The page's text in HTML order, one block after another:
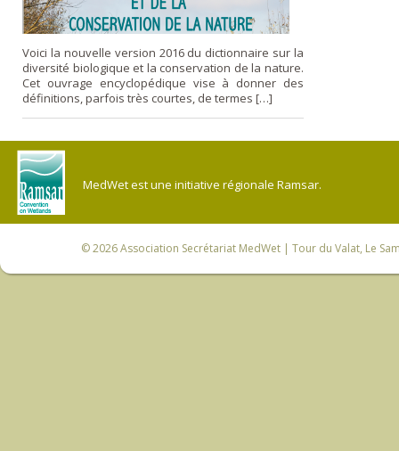
Voici la nouvelle version 2016 du dictionnaire sur la
diversité biologique et la conservation de la nature.
Cet ouvrage encyclopédique vise à donner des
définitions, parfois très courtes, de termes […]
MedWet est une initiative régionale Ramsar.
© 2026Association Secrétariat MedWet | Tour du Valat, Le